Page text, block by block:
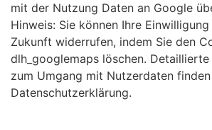
mit der Nutzung Daten an Google
Hinweis: Sie können Ihre
Zukunft widerrufen, indem Sie den
dlh_googlemaps löschen.
zum Umgang mit Nutzerdaten
Datenschutzerklärung.